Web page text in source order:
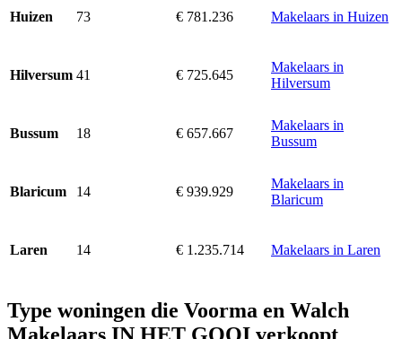
Huizen 73 € 781.236 Makelaars in Huizen
Hilversum 41 € 725.645
Makelaars in
Hilversum
Bussum 18 € 657.667
Makelaars in
Bussum
Blaricum 14 € 939.929
Makelaars in
Blaricum
Laren 14 € 1.235.714 Makelaars in Laren
Type woningen die Voorma en Walch